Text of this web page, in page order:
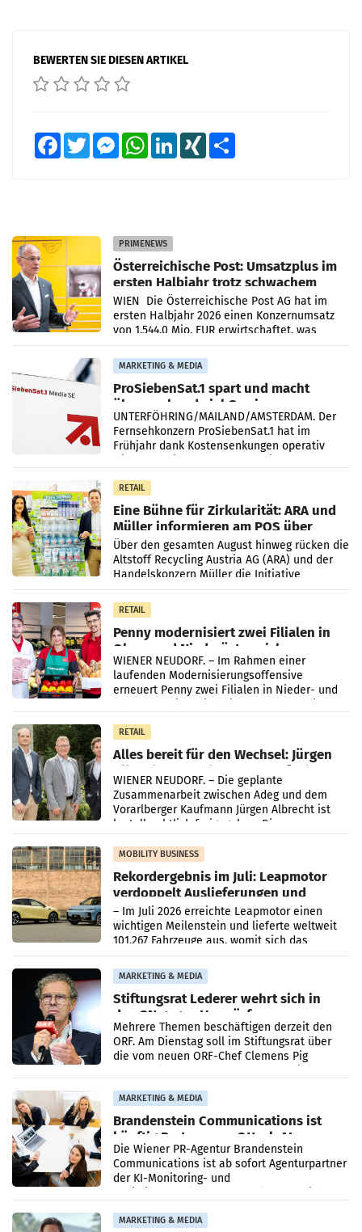
BEWERTEN SIE DIESEN ARTIKEL
FacebookTwitter MessengerWhatsAppLinkedInXING
PRIMENEWS
Österreichische Post: Umsatzplus im
ersten Halbjahr trotz schwachem
Briefgeschäft
WIEN Die Österreichische Post AG hat im
ersten Halbjahr 2026 einen Konzernumsatz
von 1.544,0 Mio. EUR erwirtschaftet, was
einem Plus von 3,8 Prozent gegenüber dem
Vergleichszeitraum
MARKETING & MEDIA
ProSiebenSat.1 spart und macht
überraschend viel Gewinn
UNTERFÖHRING/MAILAND/AMSTERDAM. Der
Fernsehkonzern ProSiebenSat.1 hat im
Frühjahr dank Kostensenkungen operativ
RETAIL
Eine Bühne für Zirkularität: ARA und
Müller informieren am POS über
Kreislauffähigkeit
Über den gesamten August hinweg rücken die
Altstoff Recycling Austria AG (ARA) und der
Handelskonzern Müller die Initiative
„Kreislauf-Helden“ in allen österreichischen
Müller-Filialen
RETAIL
Penny modernisiert zwei Filialen in
Ober- und Niederösterreich
WIENER NEUDORF. – Im Rahmen einer
laufenden Modernisierungsoffensive
erneuert Penny zwei Filialen in Nieder- und
RETAIL
Alles bereit für den Wechsel: Jürgen
Albrecht setzt ab 1.1.2027 auf Adeg
WIENER NEUDORF. – Die geplante
Zusammenarbeit zwischen Adeg und dem
Vorarlberger Kaufmann Jürgen Albrecht ist
kartellrechtlich freigegeben: Die
Bundeswettbewerbsbehörde und der
Bundeskartellanwalt
MOBILITY BUSINESS
Rekordergebnis im Juli: Leapmotor
verdoppelt Auslieferungen und
überschreitet die 100.000er-Marke
– Im Juli 2026 erreichte Leapmotor einen
wichtigen Meilenstein und lieferte weltweit
101.267 Fahrzeuge aus, womit sich das
Ergebnis gegenüber Juli 2025 mehr als
verdoppelte (+102
MARKETING & MEDIA
Stiftungsrat Lederer wehrt sich in
den SN gegen Vorwürfe
Mehrere Themen beschäftigen derzeit den
ORF. Am Dienstag soll im Stiftungsrat über
die vom neuen ORF-Chef Clemens Pig
MARKETING & MEDIA
Brandenstein Communications ist
künftig Partner von OtterlyAI
Die Wiener PR-Agentur Brandenstein
Communications ist ab sofort Agenturpartner
der KI-Monitoring- und
MARKETING & MEDIA